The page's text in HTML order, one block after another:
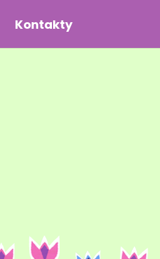
Kontakty